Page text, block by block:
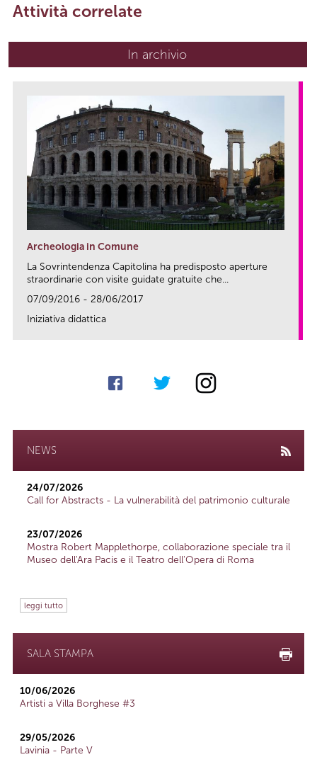
Attività correlate
In archivio
Archeologia in Comune
La Sovrintendenza Capitolina ha predisposto aperture
straordinarie con visite guidate gratuite che...
07/09/2016 - 28/06/2017
Iniziativa didattica
NEWS
24/07/2026
Call for Abstracts - La vulnerabilità del patrimonio culturale
23/07/2026
Mostra Robert Mapplethorpe, collaborazione speciale tra il
Museo dell'Ara Pacis e il Teatro dell'Opera di Roma
leggi tutto
SALA STAMPA
10/06/2026
Artisti a Villa Borghese #3
29/05/2026
Lavinia - Parte V